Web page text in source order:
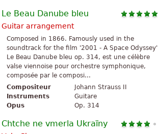
Le Beau Danube bleu
Guitar arrangement
Composed in 1866. Famously used in the
soundtrack for the film '2001 - A Space Odyssey'
Le Beau Danube bleu op. 314, est une célèbre
valse viennoise pour orchestre symphonique,
composée par le composi...
Compositeur
Johann Strauss II
Instruments
Guitare
Opus
Op. 314
Chtche ne vmerla Ukraïny